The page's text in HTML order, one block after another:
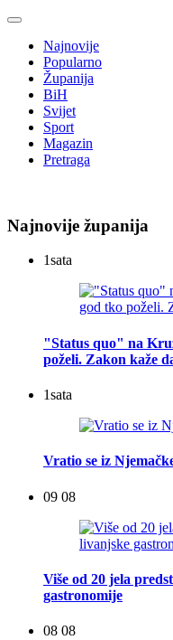
Najnovije
Popularno
Županija
BiH
Svijet
Sport
Magazin
Pretraga
Najnovije županija
1sata
"Status quo" na
poželi. Zakon kaže
1sata
Vratio se iz
09 08
Više od 20 jela
gastronomije
08 08